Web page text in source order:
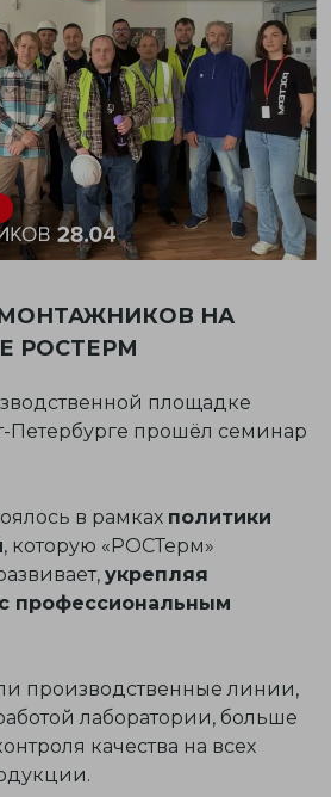
НА
РОСТЕРМ
площадке
Петербурге прошёл семинар
в рамках политики
, которую «РОСТерм»
укрепляя
профессиональным
производственные линии,
лаборатории, больше
качества на всех